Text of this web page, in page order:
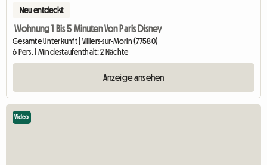
Neu entdeckt
Wohnung 1 Bis 5 Minuten Von Paris Disney
Gesamte Unterkunft | Villiers-sur-Morin (77580)
6 Pers. | Mindestaufenthalt: 2 Nächte
Anzeige ansehen
Video